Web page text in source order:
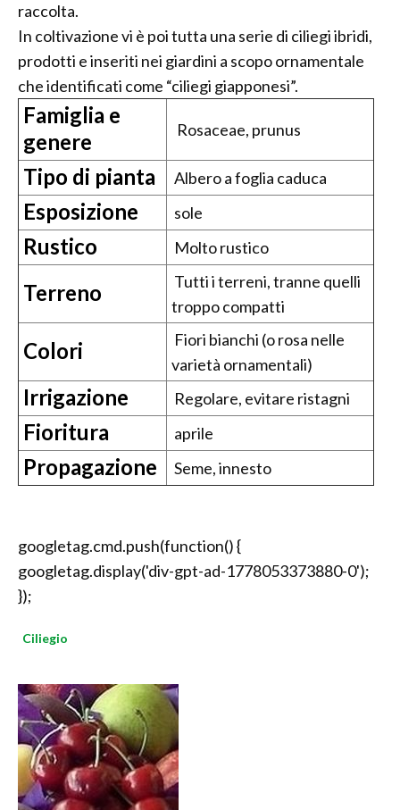
raccolta.
In coltivazione vi è poi tutta una serie di ciliegi ibridi,
prodotti e inseriti nei giardini a scopo ornamentale
che identificati come “ciliegi giapponesi”.
Famiglia e
genere
Rosaceae, prunus
Tipo di pianta Albero a foglia caduca
Esposizione sole
Rustico Molto rustico
Terreno
Tutti i terreni, tranne quelli
troppo compatti
Colori
Fiori bianchi (o rosa nelle
varietà ornamentali)
Irrigazione Regolare, evitare ristagni
Fioritura aprile
Propagazione Seme, innesto
googletag.cmd.push(function() {
googletag.display('div-gpt-ad-1778053373880-0');
});
Ciliegio